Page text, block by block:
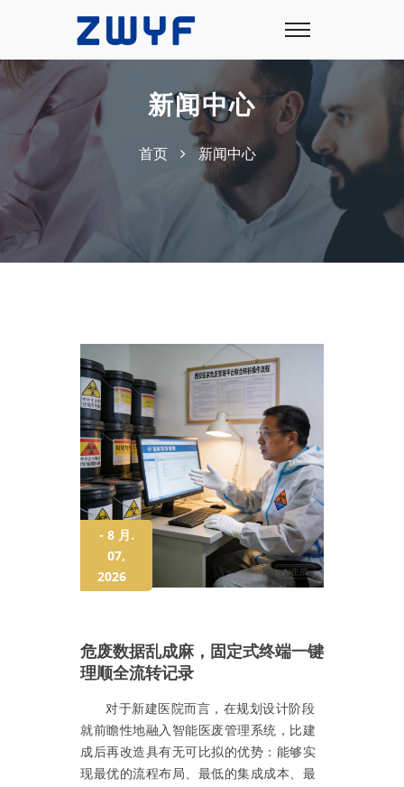
新闻中心
首页 新闻中心
- 8 月.
07,
2026
危废数据乱成麻，固定式终端一键
理顺全流转记录
对于新建医院而言，在规划设计阶段
就前瞻性地融入智能医废管理系统，比建
成后再改造具有无可比拟的优势：能够实
现最优的流程布局、最低的集成成本、最